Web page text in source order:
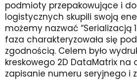
podmioty przepakowujące i
logistycznych skupili swoją
możemy nazwać “Serializacją
faza charakteryzowała się
zgodnością. Celem było
kreskowego 2D DataMatrix na
zapisanie numeru seryjnego i